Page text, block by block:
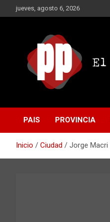
Saltar
al
jueves, agosto 6, 2026
El Podio
Argentina
PAIS PROVINCIA
Inicio Ciudad Jorge